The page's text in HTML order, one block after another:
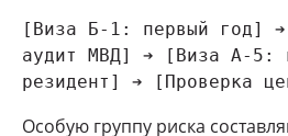
[Виза Б-1: первый год] ➔
аудит МВД] ➔ [Виза А-5:
Особую группу риска